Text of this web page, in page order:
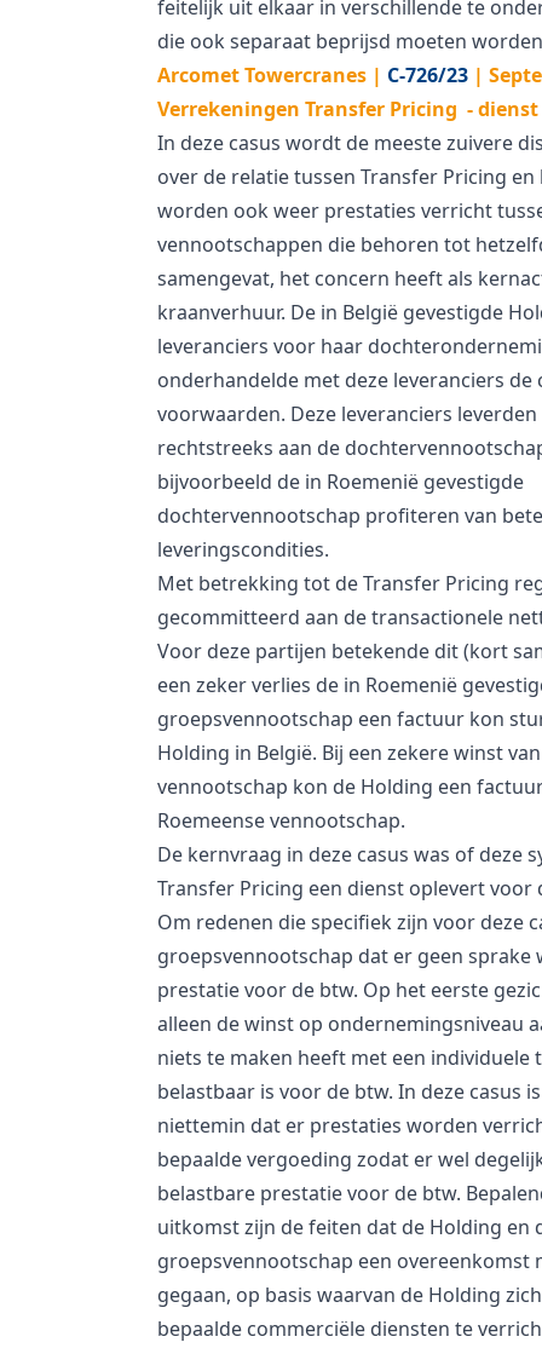
feitelijk uit elkaar in verschillende te
die ook separaat beprijsd moeten
Arcomet Towercranes | C-726/23 |
Verrekeningen Transfer Pricing -
In deze casus wordt de meeste zuivere
over de relatie tussen Transfer Pricing en
worden ook weer prestaties verricht
vennootschappen die behoren tot
samengevat, het concern heeft als
kraanverhuur. De in België gevestigde
leveranciers voor haar
onderhandelde met deze leveranciers de
voorwaarden. Deze leveranciers
rechtstreeks aan de
bijvoorbeeld de in Roemenië gevestigde
dochtervennootschap profiteren van
leveringscondities.
Met betrekking tot de Transfer Pricing
gecommitteerd aan de transactionele
Voor deze partijen betekende dit (kort
een zeker verlies de in Roemenië
groepsvennootschap een factuur kon
Holding in België. Bij een zekere winst
vennootschap kon de Holding een
Roemeense vennootschap.
De kernvraag in deze casus was of deze
Transfer Pricing een dienst oplevert voor
Om redenen die specifiek zijn voor deze
groepsvennootschap dat er geen sprake
prestatie voor de btw. Op het eerste
alleen de winst op ondernemingsniveau
niets te maken heeft met een individuele
belastbaar is voor de btw. In deze casus
niettemin dat er prestaties worden
bepaalde vergoeding zodat er wel
belastbare prestatie voor de btw.
uitkomst zijn de feiten dat de Holding en
groepsvennootschap een overeenkomst
gegaan, op basis waarvan de Holding
bepaalde commerciële diensten te